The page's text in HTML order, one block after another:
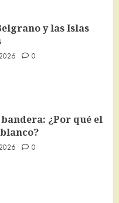
y las Islas
0
¿Por qué el
0